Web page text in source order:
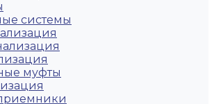
системы
муфты